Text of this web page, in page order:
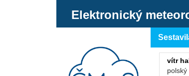
Elektronický
vítr